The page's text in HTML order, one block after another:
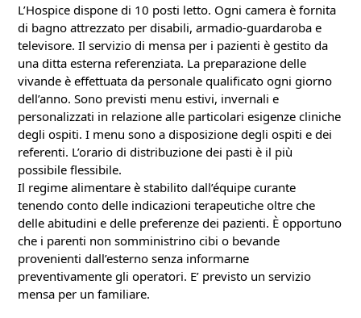
L’Hospice dispone di 10 posti letto. Ogni camera è fornita
di bagno attrezzato per disabili, armadio-guardaroba e
televisore. Il servizio di mensa per i pazienti è gestito da
una ditta esterna referenziata. La preparazione delle
vivande è effettuata da personale qualificato ogni giorno
dell’anno. Sono previsti menu estivi, invernali e
personalizzati in relazione alle particolari esigenze cliniche
degli ospiti. I menu sono a disposizione degli ospiti e dei
referenti. L’orario di distribuzione dei pasti è il più
possibile flessibile.
Il regime alimentare è stabilito dall’équipe curante
tenendo conto delle indicazioni terapeutiche oltre che
delle abitudini e delle preferenze dei pazienti. È opportuno
che i parenti non somministrino cibi o bevande
provenienti dall’esterno senza informarne
preventivamente gli operatori. E’ previsto un servizio
mensa per un familiare.